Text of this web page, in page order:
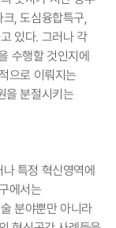
, 도심융합특구,
있다. 그러나 각
수행할 것인지에
으로 이뤄지는
을 분절시키는
특정 혁신영역에
에서는
분야뿐만 아니라